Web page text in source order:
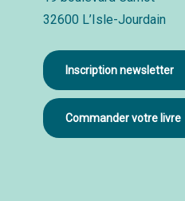
32600 L’Isle-Jourdain
Inscription newsletter
Commander votre livre